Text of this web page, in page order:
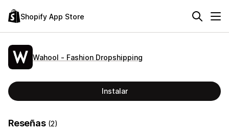
Shopify App Store
Wahool ‑ Fashion Dropshipping
Instalar
Reseñas (2)